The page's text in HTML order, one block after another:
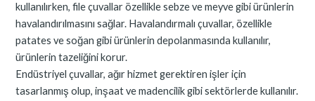
kullanılırken, file çuvallar özellikle sebze ve meyve gibi ürünlerin
havalandırılmasını sağlar. Havalandırmalı çuvallar, özellikle
patates ve soğan gibi ürünlerin depolanmasında kullanılır,
ürünlerin tazeliğini korur.
Endüstriyel çuvallar, ağır hizmet gerektiren işler için
tasarlanmış olup, inşaat ve madencilik gibi sektörlerde kullanılır.